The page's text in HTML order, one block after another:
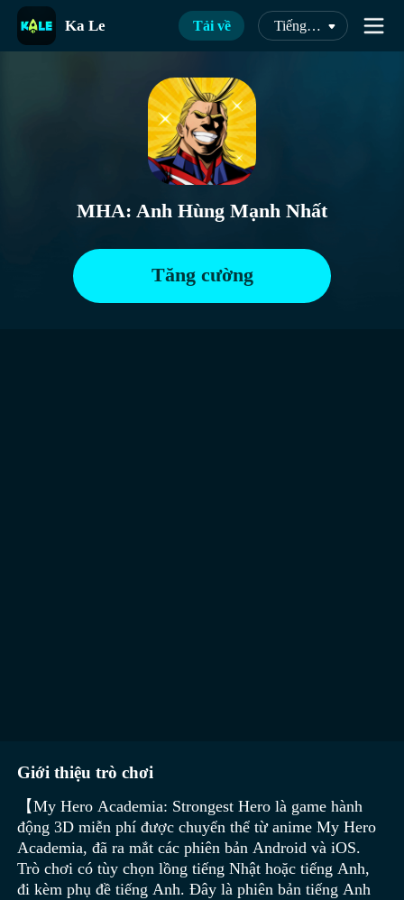
Ka Le Tải về Tiếng Việt
MHA: Anh Hùng Mạnh Nhất
Tăng cường
Giới thiệu trò chơi
【My Hero Academia: Strongest Hero là game hành
động 3D miễn phí được chuyển thể từ anime My Hero
Academia, đã ra mắt các phiên bản Android và iOS.
Trò chơi có tùy chọn lồng tiếng Nhật hoặc tiếng Anh,
đi kèm phụ đề tiếng Anh. Đây là phiên bản tiếng Anh